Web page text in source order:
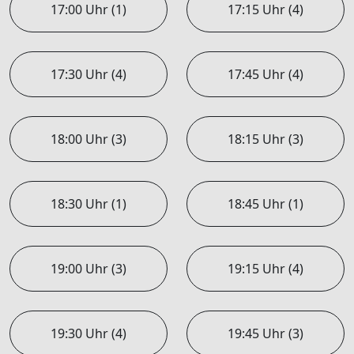
17:00 Uhr (1) 17:15 Uhr (4)
17:30 Uhr (4) 17:45 Uhr (4)
18:00 Uhr (3) 18:15 Uhr (3)
18:30 Uhr (1) 18:45 Uhr (1)
19:00 Uhr (3) 19:15 Uhr (4)
19:30 Uhr (4) 19:45 Uhr (3)